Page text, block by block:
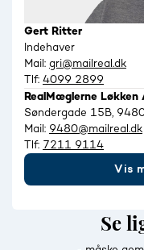
Gert Ritter
Indehaver
Mail: gri@mailreal.dk
Tlf: 4099 2899
RealMæglerne Løkken
Søndergade 15B,
Mail: 9480@mailreal.dk
Tlf: 7211 9114
Vis
Se